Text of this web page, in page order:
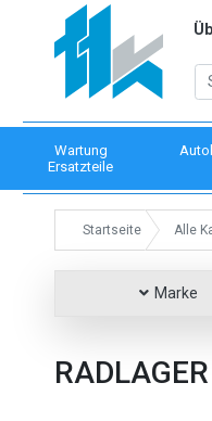
Wartung
Ersatzteile
Startseite Alle
Marke